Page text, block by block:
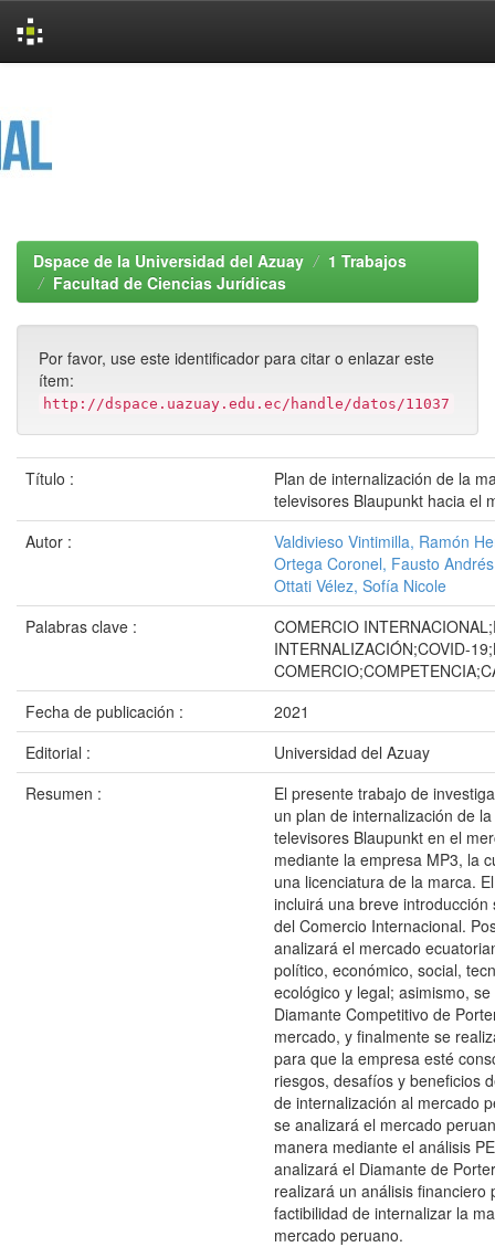
Dspace de la Universidad del Azuay
1 Trabajos
Facultad de Ciencias Jurídicas
Por favor, use este identificador para citar o enlazar este
ítem:
http://dspace.uazuay.edu.ec/handle/datos/11037
Título :
Plan de internalización de la
televisores Blaupunkt hacia el
Autor :
Valdivieso Vintimilla, Ramón
Ortega Coronel, Fausto Andrés
Ottati Vélez, Sofía Nicole
Palabras clave :
COMERCIO
INTERNALIZACIÓN;COVID-
Fecha de publicación :
2021
Editorial :
Universidad del Azuay
Resumen :
El presente trabajo de
un plan de internalización de
televisores Blaupunkt en el
mediante la empresa MP3, la
una licenciatura de la marca.
incluirá una breve
del Comercio Internacional.
analizará el mercado
político, económico, social,
ecológico y legal; asimismo,
Diamante Competitivo de
mercado, y finalmente se
para que la empresa esté
riesgos, desafíos y beneficios
de internalización al mercado
se analizará el mercado
manera mediante el análisis
analizará el Diamante de
realizará un análisis financiero
factibilidad de internalizar la
mercado peruano.